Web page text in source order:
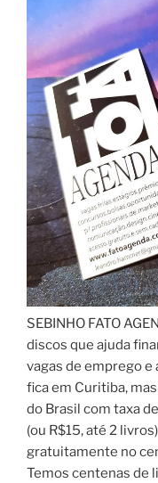
SEBINHO FATO
discos que ajuda
vagas de emprego
fica em Curitiba,
do Brasil com taxa
(ou R$15, até 2
gratuitamente no
Temos centenas de